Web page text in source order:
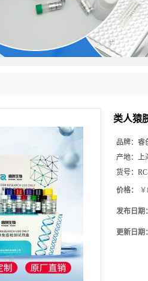
类人猿
品牌： 睿
产地： 上
货号：
价格：
发布日期
更新日期